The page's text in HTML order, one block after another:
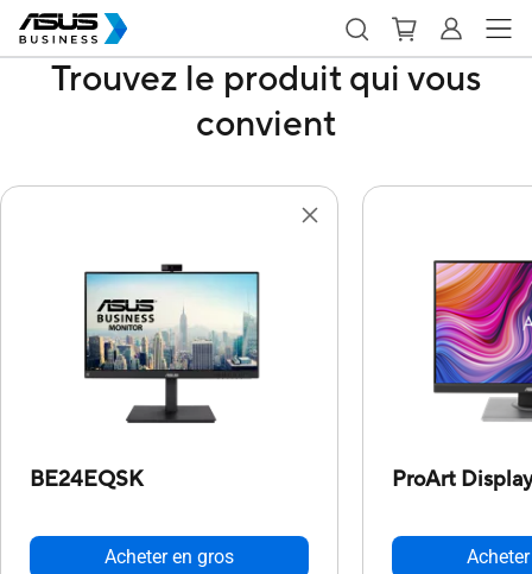
Trouvez le produit qui vous
convient
BE24EQSK
Acheter en gros
ProArt